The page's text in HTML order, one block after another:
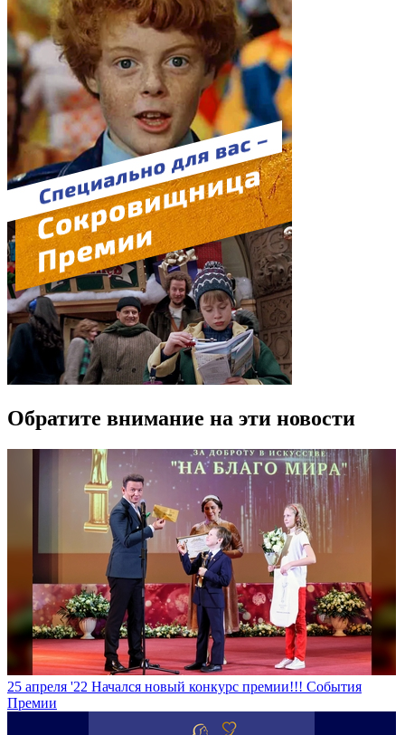
Обратите внимание на эти новости
25 апреля '22 Начался новый конкурс премии!!! События
Премии